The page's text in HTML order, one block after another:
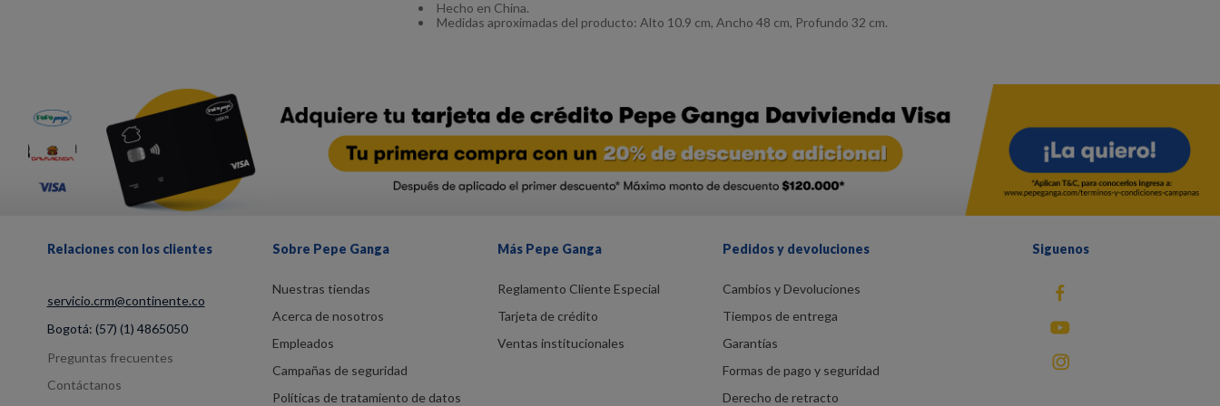
Hecho en China.
Medidas aproximadas del producto: Alto 10.9 cm, Ancho 48 cm, Profundo 32 cm.
Relaciones con los clientes
servicio.crm@continente.co
Bogotá: (57) (1) 4865050
Preguntas frecuentes
Contáctanos
Sobre Pepe Ganga
Nuestras tiendas
Acerca de nosotros
Empleados
Campañas de seguridad
Políticas de tratamiento de datos
Más Pepe Ganga
Reglamento Cliente Especial
Tarjeta de crédito
Ventas institucionales
Pedidos y devoluciones
Cambios y Devoluciones
Tiempos de entrega
Garantías
Formas de pago y seguridad
Derecho de retracto
Siguenos
fb
You Tube
instagram